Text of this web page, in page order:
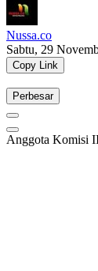
Nussa.co
Sabtu, 29
Copy Link
Perbesar
Anggota Komisi